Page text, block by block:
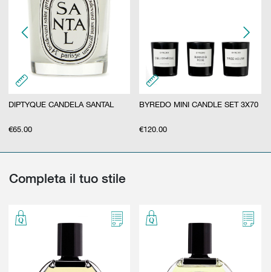
DIPTYQUE CANDELA SANTAL
€65.00
BYREDO MINI CANDLE SET 3X70
€120.00
Completa il tuo stile